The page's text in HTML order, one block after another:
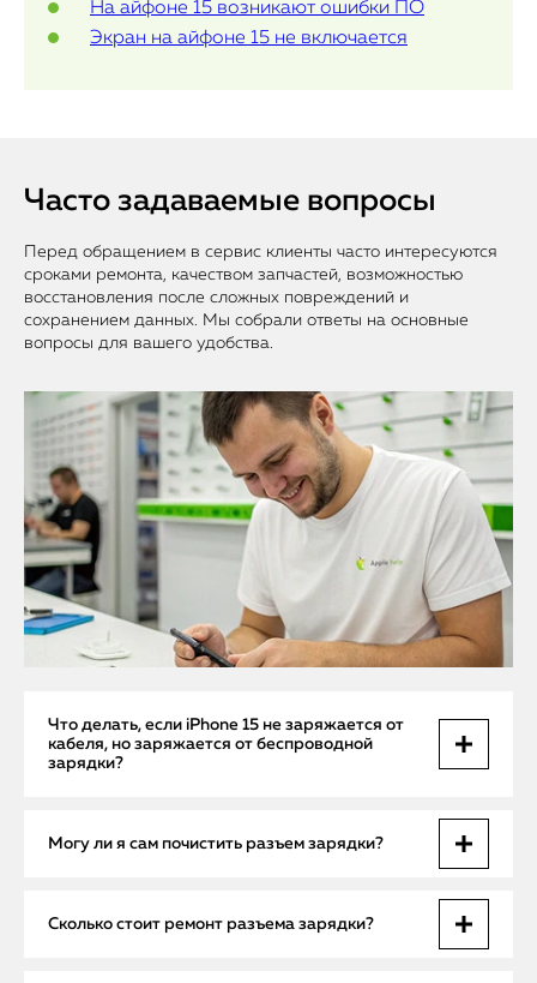
На айфоне 15 возникают ошибки ПО
Экран на айфоне 15 не включается
Часто задаваемые вопросы
Перед обращением в сервис клиенты часто интересуются
сроками ремонта, качеством запчастей, возможностью
восстановления после сложных повреждений и
сохранением данных. Мы собрали ответы на основные
вопросы для вашего удобства.
Что делать, если iPhone 15 не заряжается от
кабеля, но заряжается от беспроводной
зарядки?
Вероятнее всего, проблема в засоре или механическом
повреждении разъема USB-C. Мы устраним это быстро на
Могу ли я сам почистить разъем зарядки?
Мы не рекомендуем использовать иголки, зубочистки или
сжатый воздух. Это может повредить контакты. Наши
Сколько стоит ремонт разъема зарядки?